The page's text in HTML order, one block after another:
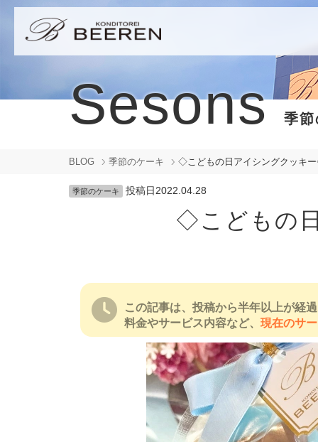
Sesons 季
BLOG 季節のケーキ ◇こどもの日アイシングクッキ
季節のケーキ 投稿日2022.04.28
◇こどもの
この記事は、投稿から半年以上が経
料金やサービス内容など、 現在のサ